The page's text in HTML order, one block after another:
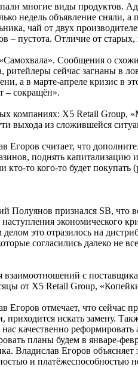
многие виды продуктов.
недель объявление сняли,
чай от двух
– пустота. Отличие от
Сообщения о
ритейлеры сейчас загнаны
а в марте-апреле кризис
– сокращён».
компаниях: X5 Retail
выхода из сложившейся
Егоров считает, что
поднять капитализацию
то кого-то будет
Полуянов признался SB,
экономического
это отразилось на
согласились далеко не
с
от Х5 Retail Group,
Егоров отмечает, что
искать замену.
качественно
планы будем в январе-
Владислав Егоров
и платёжеспособностью